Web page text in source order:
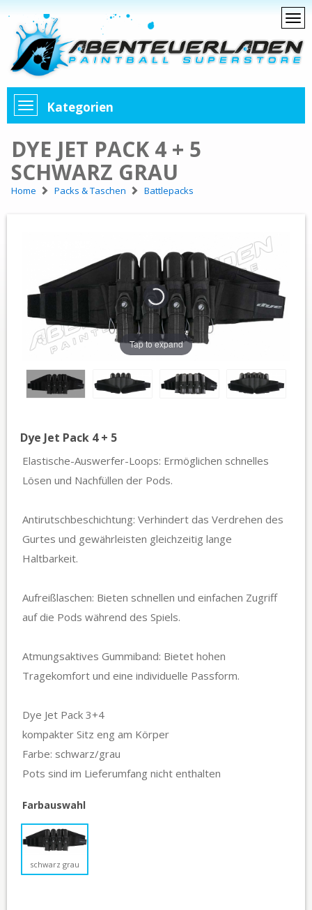
Kategorien
DYE JET PACK 4 + 5
SCHWARZ GRAU
Home Packs & Taschen Battlepacks
Tap to expand
Dye Jet Pack 4 + 5
Elastische-Auswerfer-Loops: Ermöglichen schnelles
Lösen und Nachfüllen der Pods.
Antirutschbeschichtung: Verhindert das Verdrehen des
Gurtes und gewährleisten gleichzeitig lange
Haltbarkeit.
Aufreißlaschen: Bieten schnellen und einfachen Zugriff
auf die Pods während des Spiels.
Atmungsaktives Gummiband: Bietet hohen
Tragekomfort und eine individuelle Passform.
Dye Jet Pack 3+4
kompakter Sitz eng am Körper
Farbe: schwarz/grau
Farbauswahl
schwarz grau